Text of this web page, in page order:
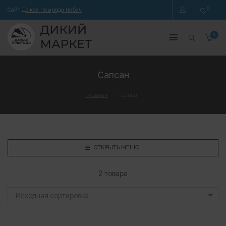
Сайт Дзікая прырода побач 0
0
Сапсан
ОТКРЫТЬ МЕНЮ
2 товара
Исходная сортировка